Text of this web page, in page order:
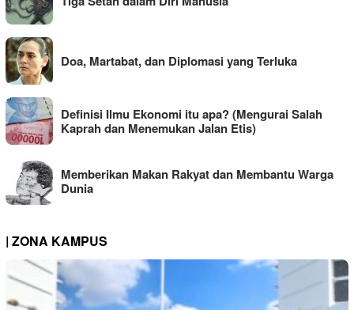
Doa, Martabat, dan Diplomasi yang Terluka
Definisi Ilmu Ekonomi itu apa? (Mengurai Salah
Kaprah dan Menemukan Jalan Etis)
Memberikan Makan Rakyat dan Membantu Warga
Dunia
| ZONA KAMPUS